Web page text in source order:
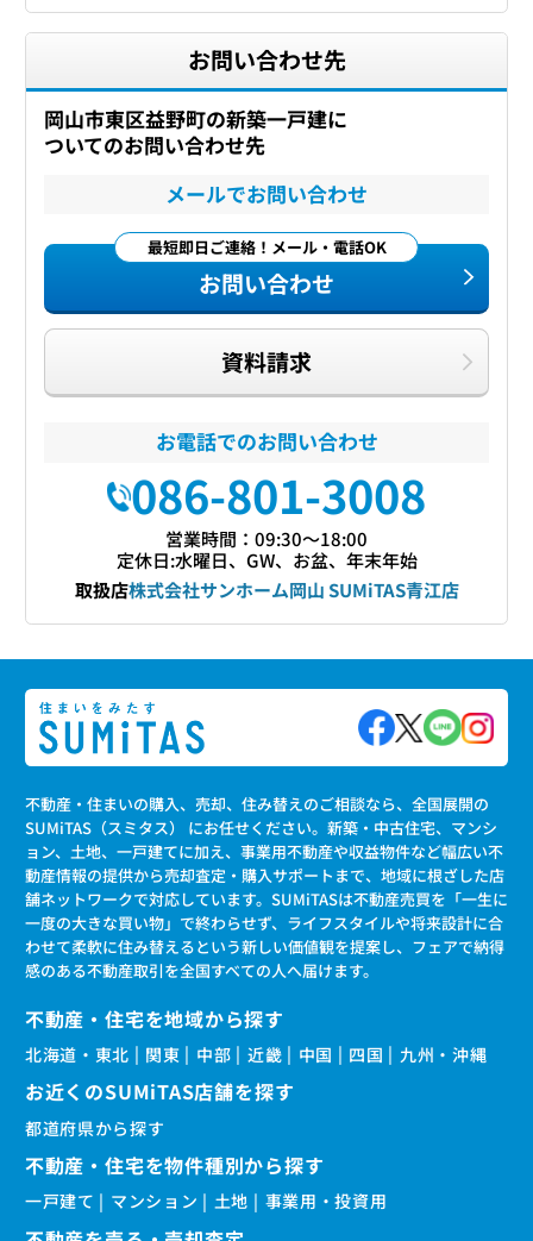
お問い合わせ先
岡山市東区益野町の新築一戸建に
ついてのお問い合わせ先
メールでお問い合わせ
最短即日ご連絡！メール・電話OK
お問い合わせ
資料請求
お電話でのお問い合わせ
086-801-3008
営業時間：09:30〜18:00
定休日:水曜日、GW、お盆、年末年始
取扱店株式会社サンホーム岡山 SUMiTAS青江店
不動産・住まいの購入、売却、住み替えのご相談なら、全国展開の
SUMiTAS（スミタス） にお任せください。新築・中古住宅、マンシ
ョン、土地、一戸建てに加え、事業用不動産や収益物件など幅広い不
動産情報の提供から売却査定・購入サポートまで、地域に根ざした店
舗ネットワークで対応しています。SUMiTASは不動産売買を「一生に
一度の大きな買い物」で終わらせず、ライフスタイルや将来設計に合
わせて柔軟に住み替えるという新しい価値観を提案し、フェアで納得
感のある不動産取引を全国すべての人へ届けます。
不動産・住宅を地域から探す
北海道・東北 関東 中部 近畿 中国 四国 九州・沖縄
お近くのSUMiTAS店舗を探す
都道府県から探す
不動産・住宅を物件種別から探す
一戸建て マンション 土地 事業用・投資用